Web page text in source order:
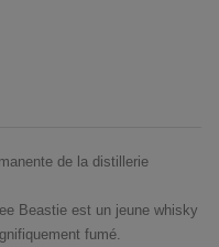
de la distillerie
Beastie est un jeune whisky
fumé.